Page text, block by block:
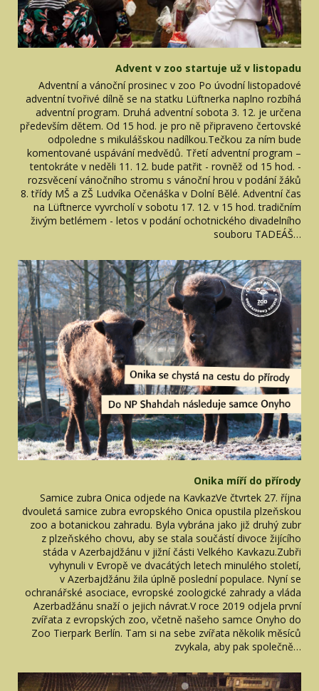
Advent v zoo startuje už v listopadu
Adventní a vánoční prosinec v zoo Po úvodní listopadové
adventní tvořivé dílně se na statku Lüftnerka naplno rozbíhá
adventní program. Druhá adventní sobota 3. 12. je určena
především dětem. Od 15 hod. je pro ně připraveno čertovské
odpoledne s mikulášskou nadílkou.Tečkou za ním bude
komentované uspávání medvědů. Třetí adventní program –
tentokráte v neděli 11. 12. bude patřit - rovněž od 15 hod. -
rozsvěcení vánočního stromu s vánoční hrou v podání žáků
8. třídy MŠ a ZŠ Ludvíka Očenáška v Dolní Bělé. Adventní čas
na Lüftnerce vyvrcholí v sobotu 17. 12. v 15 hod. tradičním
živým betlémem - letos v podání ochotnického divadelního
souboru TADEÁŠ…
Onika míří do přírody
Samice zubra Onica odjede na KavkazVe čtvrtek 27. října
dvouletá samice zubra evropského Onica opustila plzeňskou
zoo a botanickou zahradu. Byla vybrána jako již druhý zubr
z plzeňského chovu, aby se stala součástí divoce žijícího
stáda v Azerbajdžánu v jižní části Velkého Kavkazu.Zubři
vyhynuli v Evropě ve dvacátých letech minulého století,
v Azerbajdžánu žila úplně poslední populace. Nyní se
ochranářské asociace, evropské zoologické zahrady a vláda
Azerbadžánu snaží o jejich návrat.V roce 2019 odjela první
zvířata z evropských zoo, včetně našeho samce Onyho do
Zoo Tierpark Berlín. Tam si na sebe zvířata několik měsíců
zvykala, aby pak společně…